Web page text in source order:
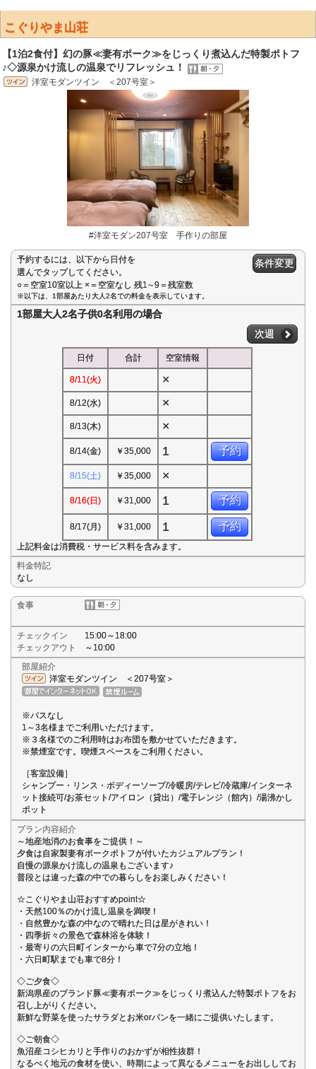
こぐりやま山荘
【1泊2食付】幻の豚≪妻有ポーク≫をじっくり煮込んだ特製ポトフ
♪◇源泉かけ流しの温泉でリフレッシュ！
洋室モダンツイン ＜207号室＞
#洋室モダン207号室 手作りの部屋
予約するには、以下から日付を
選んでタップしてください。
○＝空室10室以上 ×＝空室なし 残1∼9＝残室数
条件変更
※以下は、1部屋あたり大人2名での料金を表示しています。
1部屋大人2名子供0名利用の場合
次週
日付 合計 空室情報
8/11(火) ×
8/12(水) ×
8/13(木) ×
8/14(金) ￥35,000 1 予約
8/15(土) ￥35,000 ×
8/16(日) ￥31,000 1 予約
8/17(月) ￥31,000 1 予約
上記料金は消費税・サービス料を含みます。
料金特記
なし
食事
チェックイン
15:00～18:00
チェックアウト
～10:00
部屋紹介
洋室モダンツイン ＜207号室＞
※バスなし
1～3名様までご利用いただけます。
※３名様でのご利用時はお布団を敷かせていただきます。
※禁煙室です。喫煙スペースをご利用ください。
［客室設備］
シャンプー・リンス・ボディーソープ/冷暖房/テレビ/冷蔵庫/インターネ
ット接続可/お茶セット/アイロン（貸出）/電子レンジ（館内）/湯沸かし
ポット
プラン内容紹介
～地産地消のお食事をご提供！～
夕食は自家製妻有ポークポトフが付いたカジュアルプラン！
自慢の源泉かけ流しの温泉もございます♪
普段とは違った森の中での暮らしをお楽しみください！
☆こぐりやま山荘おすすめpoint☆
・天然100％のかけ流し温泉を満喫！
・自然豊かな森の中なので晴れた日は星がきれい！
・四季折々の景色で森林浴を体験！
・最寄りの六日町インターから車で7分の立地！
・六日町駅までも車で8分！
◇ご夕食◇
新潟県産のブランド豚≪妻有ポーク≫をじっくり煮込んだ特製ポトフをお
召し上がりください。
新鮮な野菜を使ったサラダとお米orパンを一緒にご提供いたします。
◇ご朝食◇
魚沼産コシヒカリと手作りのおかずが相性抜群！
なるべく地元の食材を使い、時期によって異なるメニューをお出ししてお